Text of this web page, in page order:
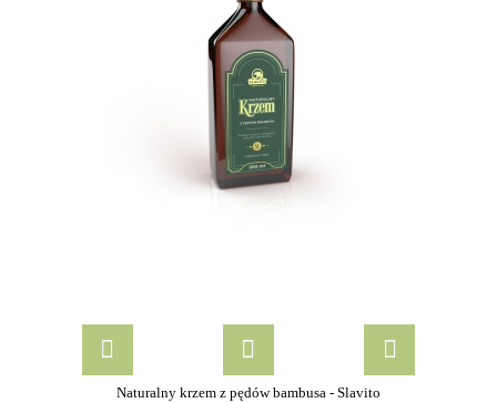
Naturalny krzem z pędów bambusa - Slavito